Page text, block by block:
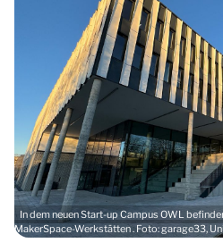
In dem neuen Start-up Campus OWL
MakerSpace-Werkstätten . Foto: garage33,